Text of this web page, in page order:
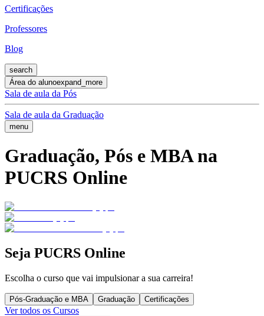
Certificações
Professores
Blog
search
Área do alunoexpand_more
Sala de aula da Pós
Sala de aula da Graduação
menu
Graduação, Pós e MBA na
PUCRS Online
Seja PUCRS Online
Escolha o curso que vai impulsionar a sua carreira!
Pós-Graduação e MBA Graduação Certificações
Ver todos os Cursos